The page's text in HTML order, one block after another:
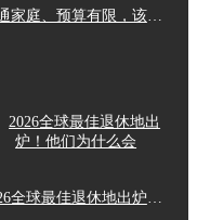
普通家庭、预算有限，该怎么香港身份